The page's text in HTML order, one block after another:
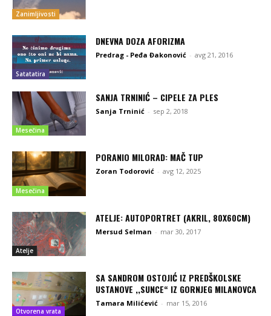
Zanimljivosti
Satatatira
DNEVNA DOZA AFORIZMA
Predrag - Peđa Đakonović - avg 21, 2016
Mesečina
SANJA TRNINIĆ – CIPELE ZA PLES
Sanja Trninić - sep 2, 2018
Mesečina
PORANIO MILORAD: MAČ TUP
Zoran Todorović - avg 12, 2025
Atelje
ATELJE: AUTOPORTRET (AKRIL, 80X60CM)
Mersud Selman - mar 30, 2017
Otvorena vrata
SA SANDROM OSTOJIĆ IZ PREDŠKOLSKE
USTANOVE ,,SUNCE“ IZ GORNJEG MILANOVCA
Tamara Milićević - mar 15, 2016